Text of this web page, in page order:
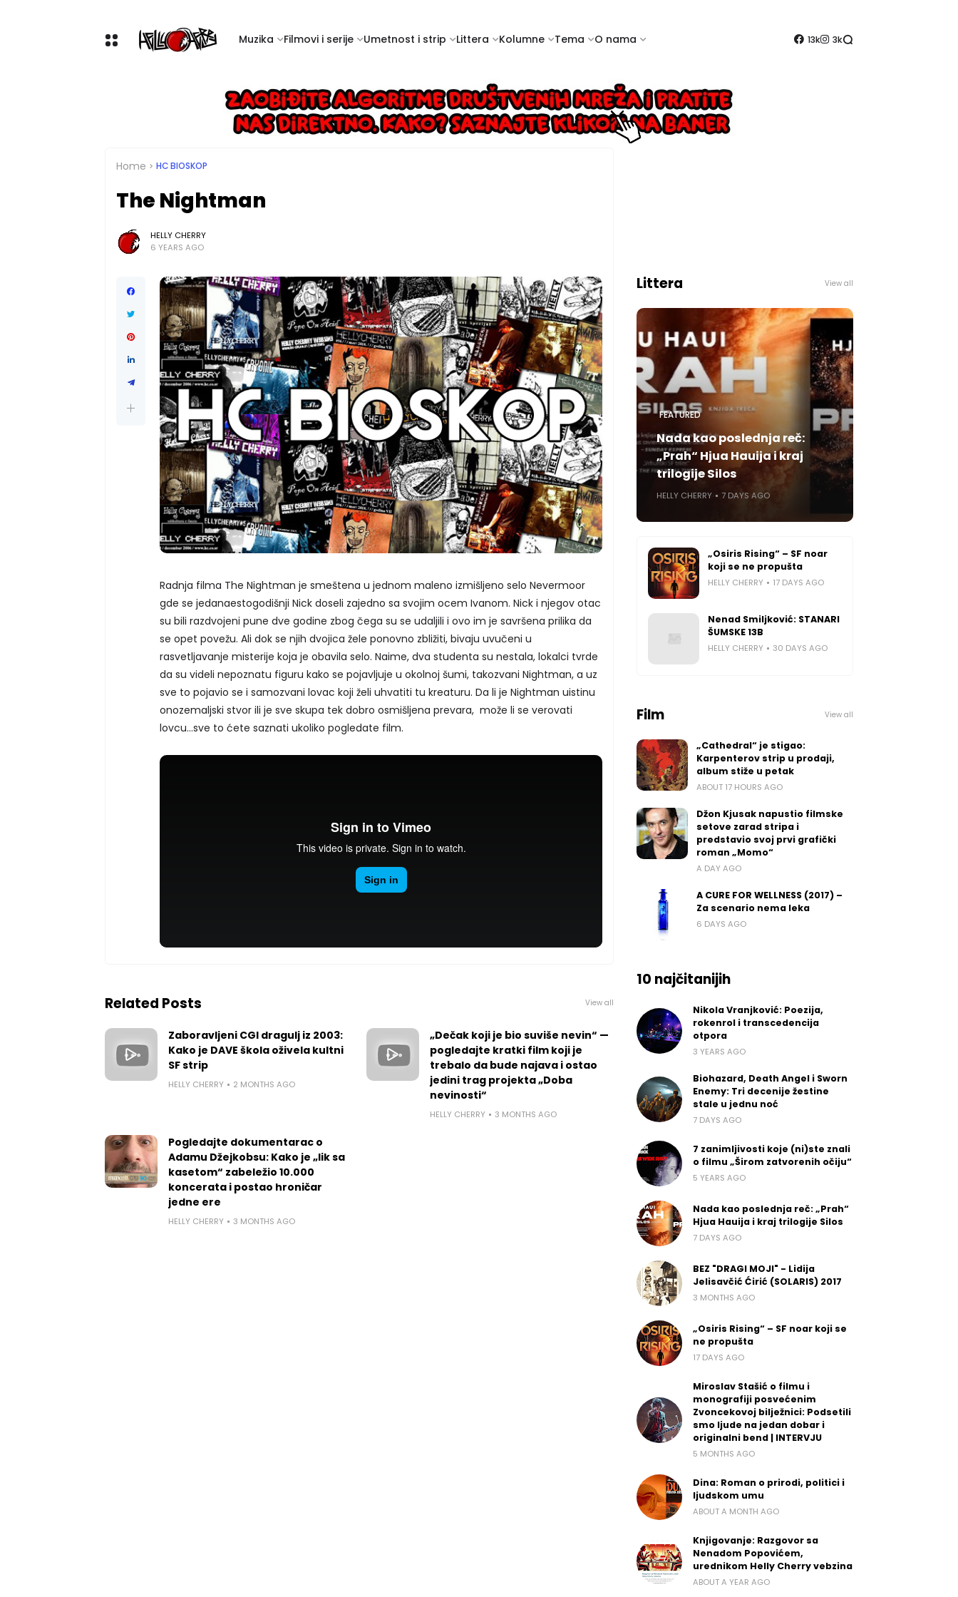
Muzika Filmovi i serije Umetnost i strip Littera Kolumne Tema O nama 13k 3k
Home HC BIOSKOP
The Nightman
HELLY CHERRY
6 YEARS AGO
Radnja filma The Nightman je smeštena u jednom maleno izmišljeno selo Nevermoor
gde se jedanaestogodišnji Nick doseli zajedno sa svojim ocem Ivanom. Nick i njegov otac
su bili razdvojeni pune dve godine zbog čega su se udaljili i ovo im je savršena prilika da
se opet povežu. Ali dok se njih dvojica žele ponovno zbližiti, bivaju uvučeni u
rasvetljavanje misterije koja je obavila selo. Naime, dva studenta su nestala, lokalci tvrde
da su videli nepoznatu figuru kako se pojavljuje u okolnoj šumi, takozvani Nightman, a uz
sve to pojavio se i samozvani lovac koji želi uhvatiti tu kreaturu. Da li je Nightman uistinu
onozemaljski stvor ili je sve skupa tek dobro osmišljena prevara, može li se verovati
lovcu…sve to ćete saznati ukoliko pogledate film.
Related Posts View all
Zaboravljeni CGI dragulj iz 2003:
Kako je DAVE škola oživela kultni
SF strip
HELLY CHERRY 2 MONTHS AGO
„Dečak koji je bio suviše nevin“ —
pogledajte kratki film koji je
trebalo da bude najava i ostao
jedini trag projekta „Doba
nevinosti“
HELLY CHERRY 3 MONTHS AGO
Pogledajte dokumentarac o
Adamu Džejkobsu: Kako je „lik sa
kasetom“ zabeležio 10.000
koncerata i postao hroničar
jedne ere
HELLY CHERRY 3 MONTHS AGO
Littera View all
FEATURED
Nada kao poslednja reč:
„Prah“ Hjua Hauija i kraj
trilogije Silos
HELLY CHERRY 7 DAYS AGO
„Osiris Rising“ – SF noar
koji se ne propušta
HELLY CHERRY 17 DAYS AGO
Nenad Smiljković: STANARI
ŠUMSKE 13B
HELLY CHERRY 30 DAYS AGO
Film View all
„Cathedral“ je stigao:
Karpenterov strip u prodaji,
album stiže u petak
ABOUT 17 HOURS AGO
Džon Kjusak napustio filmske
setove zarad stripa i
predstavio svoj prvi grafički
roman „Momo“
A DAY AGO
A CURE FOR WELLNESS (2017) –
Za scenario nema leka
6 DAYS AGO
10 najčitanijih
Nikola Vranjković: Poezija,
rokenrol i transcedencija
otpora
3 YEARS AGO
Biohazard, Death Angel i Sworn
Enemy: Tri decenije žestine
stale u jednu noć
7 DAYS AGO
7 zanimljivosti koje (ni)ste znali
o filmu „Širom zatvorenih očiju“
5 YEARS AGO
Nada kao poslednja reč: „Prah“
Hjua Hauija i kraj trilogije Silos
7 DAYS AGO
BEZ "DRAGI MOJI" - Lidija
Jelisavčić Ćirić (SOLARIS) 2017
3 MONTHS AGO
„Osiris Rising“ – SF noar koji se
ne propušta
17 DAYS AGO
Miroslav Stašić o filmu i
monografiji posvećenim
Zvoncekovoj bilježnici: Podsetili
smo ljude na jedan dobar i
originalni bend | INTERVJU
5 MONTHS AGO
Dina: Roman o prirodi, politici i
ljudskom umu
ABOUT A MONTH AGO
Knjigovanje: Razgovor sa
Nenadom Popovićem,
urednikom Helly Cherry vebzina
ABOUT A YEAR AGO